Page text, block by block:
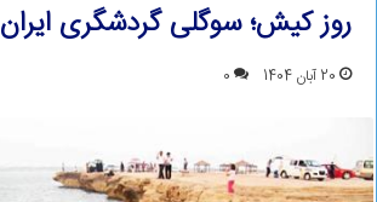
روز کیش؛ سوگلی گردشگری ایران
20 آبان 1404 0